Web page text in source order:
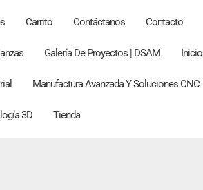
Carrito Contáctanos Contacto
Galería De Proyectos | DSAM Inicio
Manufactura Avanzada Y Soluciones CNC
3D Tienda